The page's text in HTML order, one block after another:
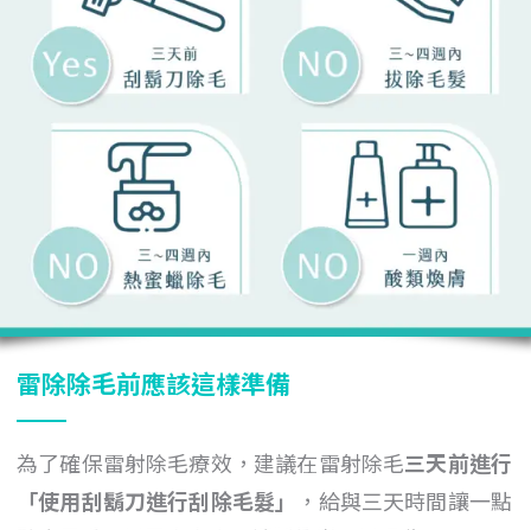
雷除除毛前應該這樣準備
為了確保雷射除毛療效，建議在雷射除毛三天前進行
「使用刮鬍刀進行刮除毛髮」
，給與三天時間讓一點